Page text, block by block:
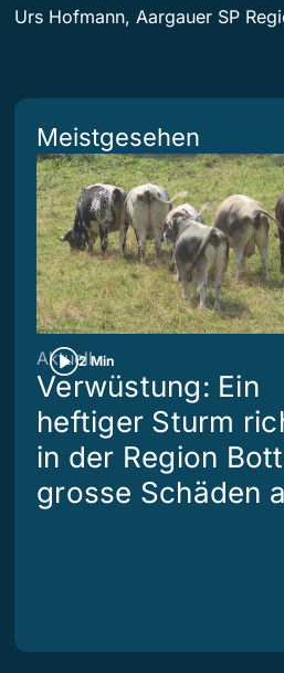
Urs Hofmann, Aargauer SP
Meistgesehen
2 Min
Aktuell
Verwüstung: Ein
heftiger Sturm
in der Region
grosse Schäden